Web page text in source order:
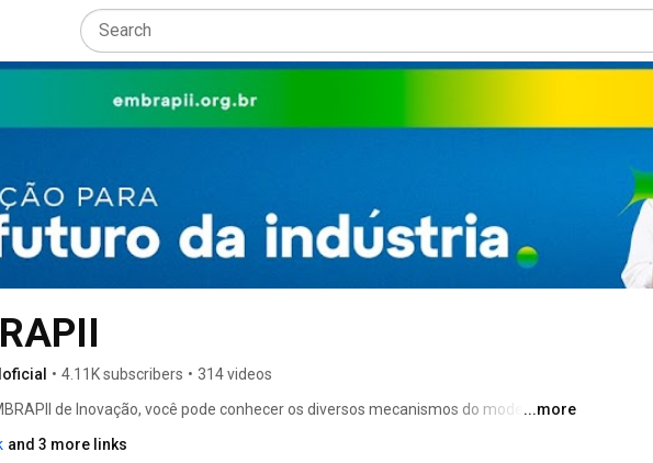
• 4.11K subscribers • 314 videos
de Inovação, você pode conhecer os diversos mecanismos do modelo
de empresas, nossos centros de pesquisa credenciados com Unidades
...more
and 3 more links